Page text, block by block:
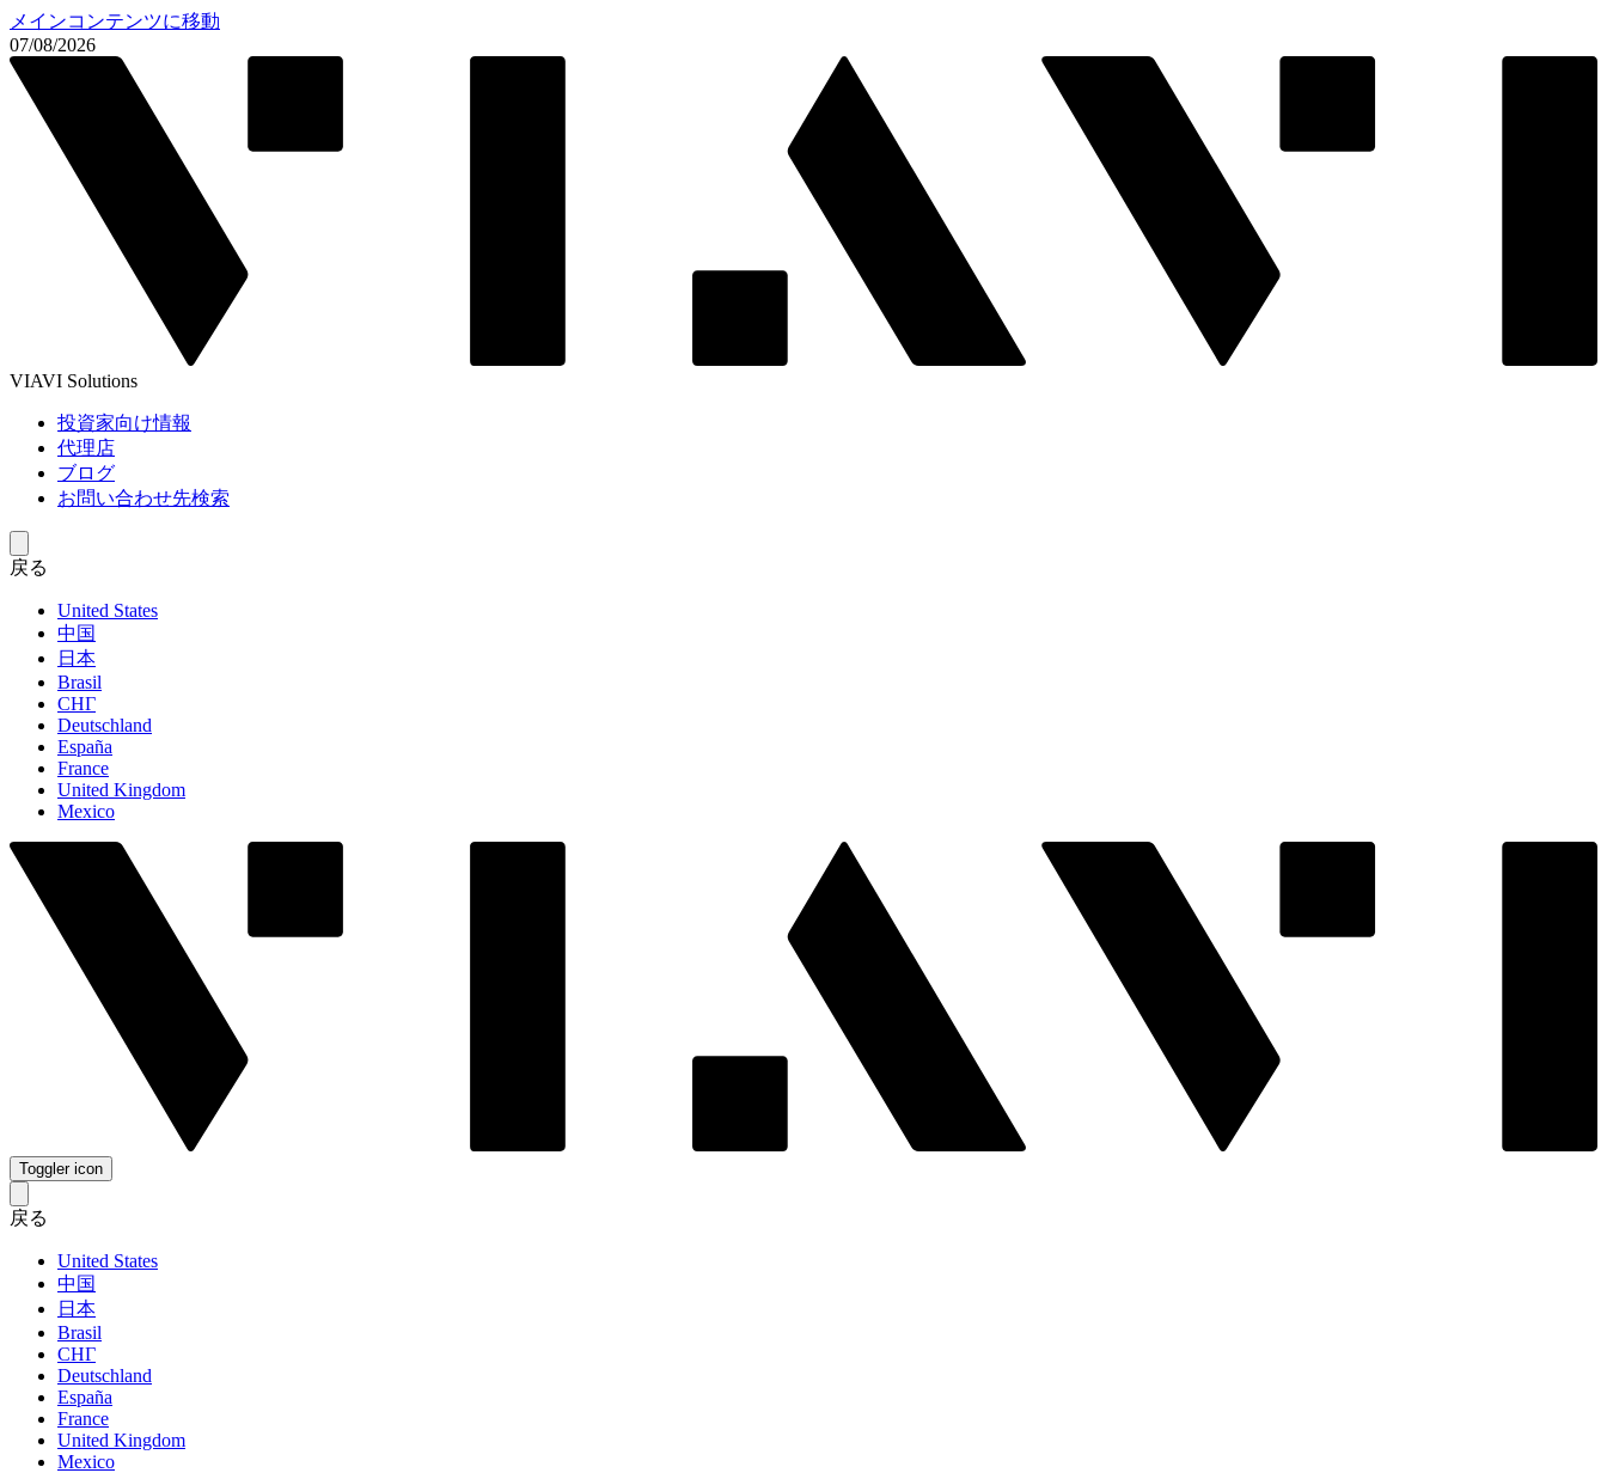
メインコンテンツに移動
07/08/2026
VIAVI Solutions
投資家向け情報
代理店
ブログ
お問い合わせ先検索
戻る
United States
中国
日本
Brasil
СНГ
Deutschland
España
France
United Kingdom
Mexico
Toggler icon
戻る
United States
中国
日本
Brasil
СНГ
Deutschland
España
France
United Kingdom
Mexico